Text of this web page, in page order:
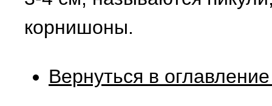
корнишоны.
Вернуться в